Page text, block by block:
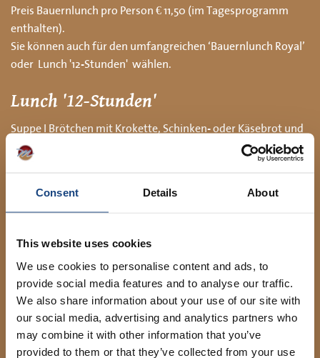
Consent Details About
This website uses cookies
We use cookies to personalise content and ads, to
provide social media features and to analyse our traffic.
We also share information about your use of our site with
our social media, advertising and analytics partners who
may combine it with other information that you’ve
provided to them or that they’ve collected from your use
Preis Bauernlunch pro Person € 11,50 (im Tagesprogramm
enthalten).
Sie können auch für den umfangreichen ‘Bauernlunch Royal’
oder Lunch '12-Stunden' wählen.
Lunch '12-Stunden'
Suppe I Brötchen mit Krokette, Schinken- oder Käsebrot und
Sultaninenbrötchen
Aufpreis für Tagespaket € 1,50 p.P. I Einzelpreis € 13,00 p.P.
Bauernlunch Royal
mit Stangenbrot und Kräuterbutter, verschiedene Sorten
Brot und Brötchen, Käse, Brie, verschiedene Sorten
Fleischwaren, süße Brotaufstriche, Kroketten und
Husarensalat. Inklusive Kaffee, Tee, Milch und Orangensaft.
Preis pro Person € 23,00 I Mehrpreis Tagesprogramm pro
Person € 11,50 I ab 15 Personen